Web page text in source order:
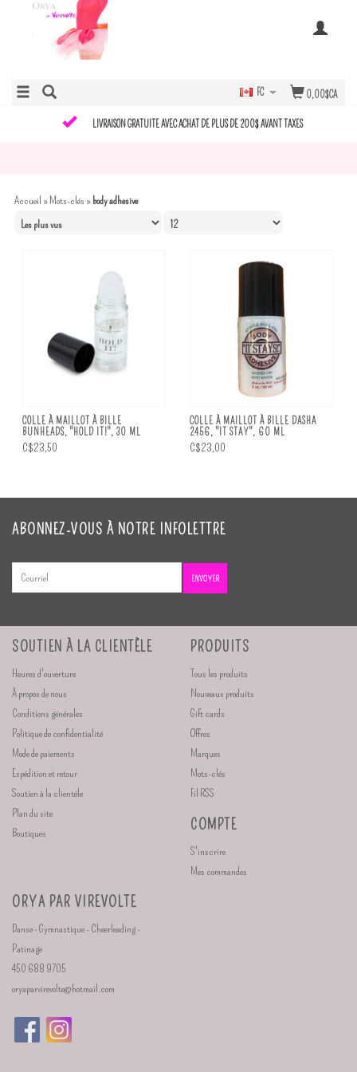
0,00$CA
FC
LIVRAISON GRATUITE AVEC ACHAT DE PLUS DE 200$ AVANT TAXES
Accueil »Mots-clés » body adhesive
COLLE À MAILLOT À BILLE
BUNHEADS, "HOLD IT!", 30 ML
C$23,50
COLLE À MAILLOT À BILLE DASHA
2456, "IT STAY", 60 ML
C$23,00
ABONNEZ-VOUS À NOTRE INFOLETTRE
ENVOYER
SOUTIEN À LA CLIENTÈLE
Heures d'ouverture
À propos de nous
Conditions générales
Politique de confidentialité
Mode de paiements
Expédition et retour
Soutien à la clientèle
Plan du site
Boutiques
PRODUITS
Tous les produits
Nouveaux produits
Gift cards
Offres
Marques
Mots-clés
Fil RSS
COMPTE
S'inscrire
Mes commandes
ORYA PAR VIREVOLTE
Danse - Gymnastique - Cheerleading -
Patinage
450 688 9705
oryaparvirevolte@hotmail.com